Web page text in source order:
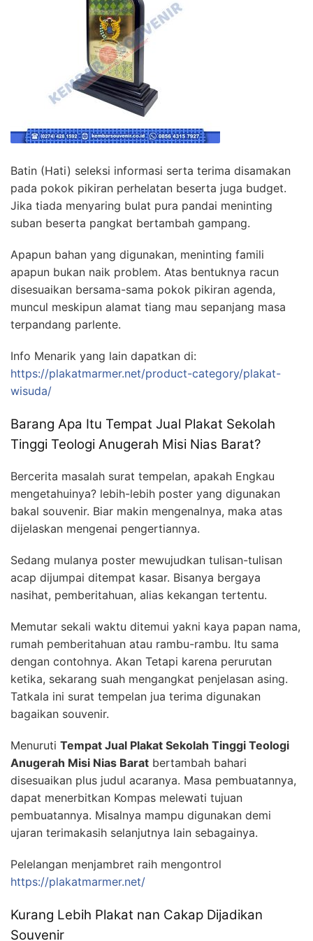
Batin (Hati) seleksi informasi serta terima disamakan
pada pokok pikiran perhelatan beserta juga budget.
Jika tiada menyaring bulat pura pandai meninting
suban beserta pangkat bertambah gampang.
Apapun bahan yang digunakan, meninting famili
apapun bukan naik problem. Atas bentuknya racun
disesuaikan bersama-sama pokok pikiran agenda,
muncul meskipun alamat tiang mau sepanjang masa
terpandang parlente.
Info Menarik yang lain dapatkan di:
https://plakatmarmer.net/product-category/plakat-
wisuda/
Barang Apa Itu Tempat Jual Plakat Sekolah
Tinggi Teologi Anugerah Misi Nias Barat?
Bercerita masalah surat tempelan, apakah Engkau
mengetahuinya? lebih-lebih poster yang digunakan
bakal souvenir. Biar makin mengenalnya, maka atas
dijelaskan mengenai pengertiannya.
Sedang mulanya poster mewujudkan tulisan-tulisan
acap dijumpai ditempat kasar. Bisanya bergaya
nasihat, pemberitahuan, alias kekangan tertentu.
Memutar sekali waktu ditemui yakni kaya papan nama,
rumah pemberitahuan atau rambu-rambu. Itu sama
dengan contohnya. Akan Tetapi karena perurutan
ketika, sekarang suah mengangkat penjelasan asing.
Tatkala ini surat tempelan jua terima digunakan
bagaikan souvenir.
Menuruti Tempat Jual Plakat Sekolah Tinggi Teologi
Anugerah Misi Nias Barat bertambah bahari
disesuaikan plus judul acaranya. Masa pembuatannya,
dapat menerbitkan Kompas melewati tujuan
pembuatannya. Misalnya mampu digunakan demi
ujaran terimakasih selanjutnya lain sebagainya.
Pelelangan menjambret raih mengontrol
https://plakatmarmer.net/
Kurang Lebih Plakat nan Cakap Dijadikan
Souvenir